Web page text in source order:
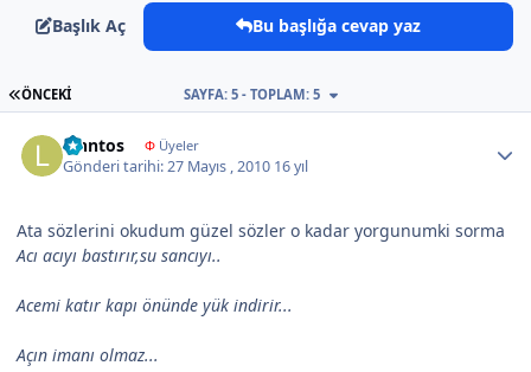
Başlık Aç Bu başlığa cevap yaz
İLK SAYFA
ÖNCEKI SAYFA: 5 - TOPLAM: 5
lenntos ΦÜyeler
Gönderi tarihi:27 Mayıs , 2010 16 yıl
Ata sözlerini okudum güzel sözler o kadar yorgunumki sorma
Acı acıyı bastırır,su sancıyı..
Acemi katır kapı önünde yük indirir...
Açın imanı olmaz...